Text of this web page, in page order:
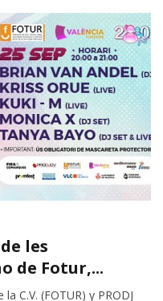
les
de Fotur,...
C.V. (FOTUR) y PRODJ